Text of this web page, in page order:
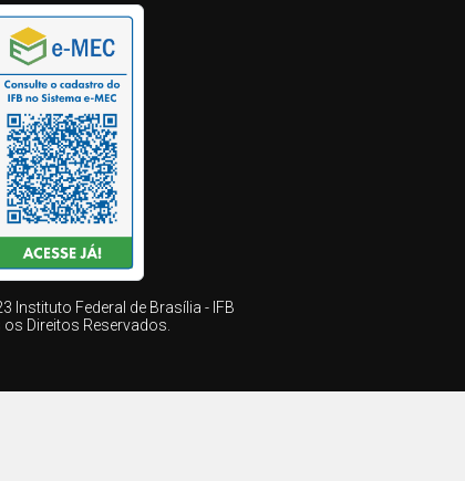
Instituto Federal de Brasília - IFB
Direitos Reservados.